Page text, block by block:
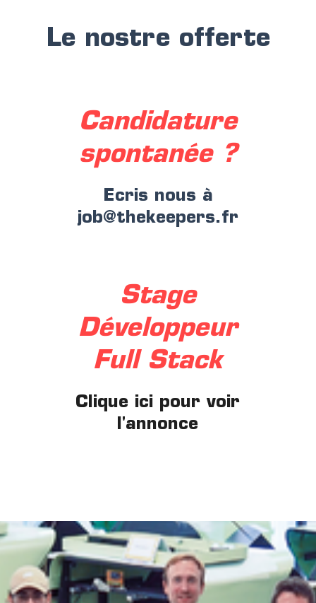
Le nostre offerte
Candidature
spontanée ?
Ecris nous à
job@thekeepers.fr
Stage
Développeur
Full Stack
Clique ici pour voir
l'annonce